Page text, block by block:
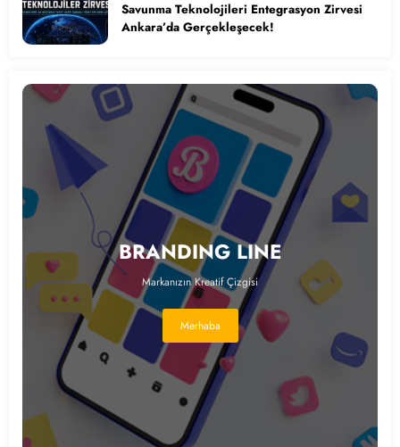
Savunma Teknolojileri Entegrasyon Zirvesi
Ankara’da Gerçekleşecek!
BRANDING LINE
Markanızın Kreatif Çizgisi
Merhaba